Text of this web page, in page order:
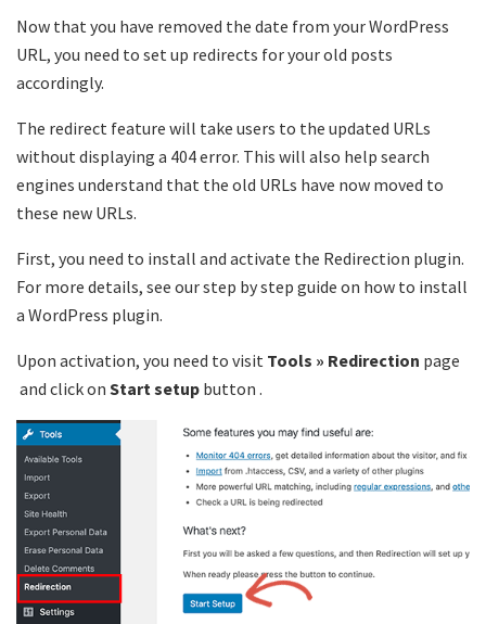
Now that you have removed the date from your WordPress
URL, you need to set up redirects for your old posts
accordingly.
The redirect feature will take users to the updated URLs
without displaying a 404 error. This will also help search
engines understand that the old URLs have now moved to
these new URLs.
First, you need to install and activate the Redirection plugin.
For more details, see our step by step guide on how to install
a WordPress plugin.
Upon activation, you need to visit Tools » Redirection page
and click on Start setup button .